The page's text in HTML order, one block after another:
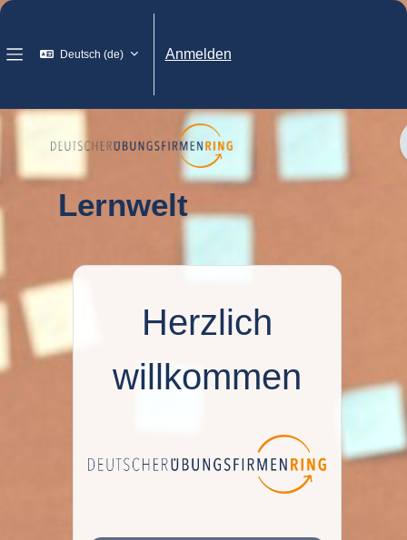
Zum Hauptinhalt
Deutsch ‎(de)‎ Anmelden
Lernwelt
Herzlich
willkommen